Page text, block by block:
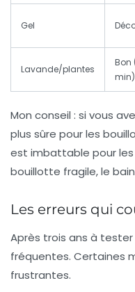
Gel
Lavande/plantes
Bon
min)
Mon conseil : si vous
plus sûre pour les
est imbattable pour les
bouillotte fragile, le
Les erreurs qui
Après trois ans à
fréquentes. Certaines
frustrantes.